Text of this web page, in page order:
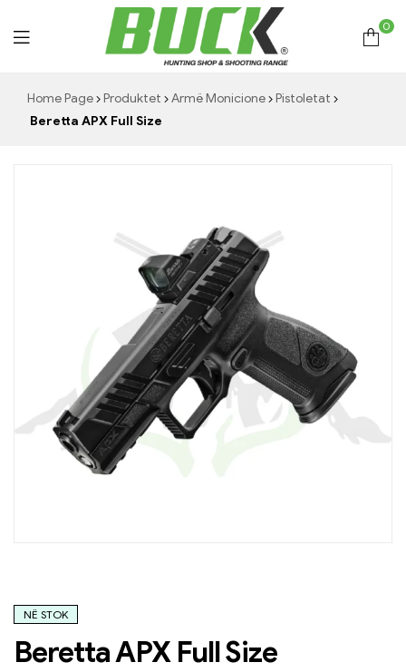
Hunting
Shop
0
Home Page Produktet Armë Monicione
Pistoletat
Beretta APX Full Size
NË STOK
Beretta APX Full Size